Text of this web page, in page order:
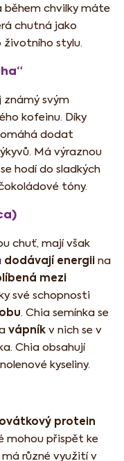
během chvilky máte
chutná jako
životního stylu.
známý svým
kofeinu. Díky
dodat
Má výraznou
hodí do sladkých
tóny.
chuť, mají však
dodávají energii na
mezi
své schopnosti
. Chia semínka se
vápník v nich se v
Chia obsahují
kyseliny.
protein
mohou přispět ke
různé využití v